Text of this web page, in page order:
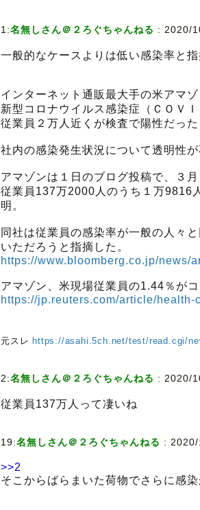
1:名無しさん＠２ろぐちゃんねる : 2020/
一般的なケースよりは低い感染率と指
インターネット通販最大手の米アマゾ
新型コロナウイルス感染症（ＣＯＶ
従業員２万人近くが検査で陽性だっ
社内の感染発生状況について透明性
アマゾンは１日のブログ投稿で、３
従業員137万2000人のうち１万9816
明。
同社は従業員の感染率が一般の人々
いただろうと指摘した。
https://www.bloomberg.co.jp/news/
アマゾン、米現場従業員の1.44％が
https://jp.reuters.com/article/health-
元スレ https://asahi.5ch.net/test/read.cgi/
2:名無しさん＠２ろぐちゃんねる : 2020/
従業員137万人って凄いね
19:名無しさん＠２ろぐちゃんねる :
>>2
そこからばらまいた荷物でさらに感